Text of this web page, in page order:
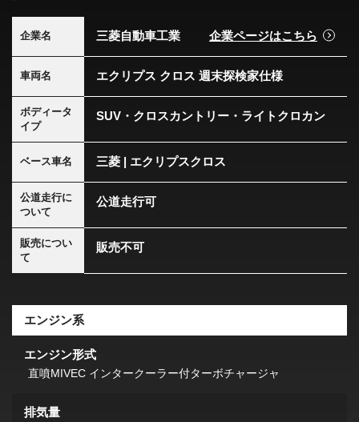
企業名 三菱自動車工業 企業ページはこちら
車両名 エクリプス クロス 週末探検家仕様
ボディータ
イプ
SUV・クロスカントリー・ライトクロカン
ベース車名 三菱 | エクリプスクロス
公道走行に
ついて
公道走行可
販売につい
て
販売不可
エンジン系
エンジン形式
直噴MIVEC インタークーラー付ターボチャージャ
排気量